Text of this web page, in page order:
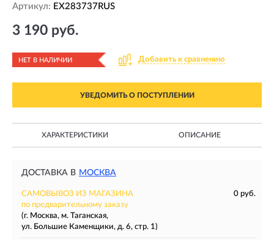
Артикул: EX283737RUS
3 190 руб.
НЕТ В НАЛИЧИИ Добавить к сравнению
УВЕДОМИТЬ О ПОСТУПЛЕНИИ
ХАРАКТЕРИСТИКИ ОПИСАНИЕ
ДОСТАВКА В МОСКВА
САМОВЫВОЗ ИЗ МАГАЗИНА
0 руб.
по предварительному заказу
(г. Москва, м. Таганская,
ул. Большие Каменщики, д. 6, стр. 1)